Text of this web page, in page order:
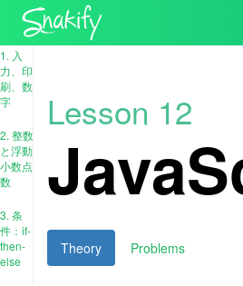
1. 入
力、印
刷、数
字
2. 整数
と浮動
小数点
数
3. 条
件：if-
then-
else
Lesson 12
Theory Problems